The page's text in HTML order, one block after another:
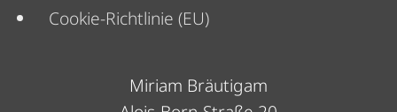
Cookie-Richtlinie (EU)
Miriam Bräutigam